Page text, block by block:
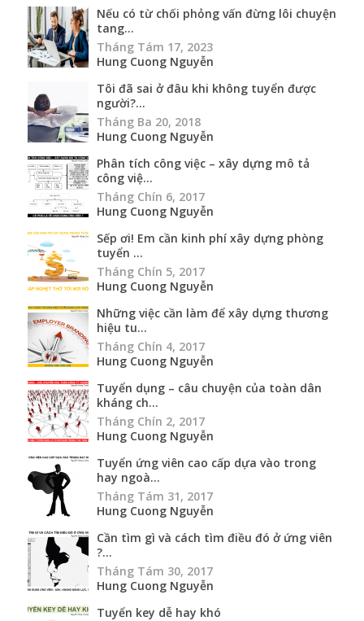
Nếu có từ chối phỏng vấn đừng lôi chuyện
tang...
Tháng Tám 17, 2023
Hung Cuong Nguyễn
Tôi đã sai ở đâu khi không tuyển được
người?...
Tháng Ba 20, 2018
Hung Cuong Nguyễn
Phân tích công việc – xây dựng mô tả
công việ...
Tháng Chín 6, 2017
Hung Cuong Nguyễn
Sếp ơi! Em cần kinh phí xây dựng phòng
tuyển ...
Tháng Chín 5, 2017
Hung Cuong Nguyễn
Những việc cần làm để xây dựng thương
hiệu tu...
Tháng Chín 4, 2017
Hung Cuong Nguyễn
Tuyển dụng – câu chuyện của toàn dân
kháng ch...
Tháng Chín 2, 2017
Hung Cuong Nguyễn
Tuyển ứng viên cao cấp dựa vào trong
hay ngoà...
Tháng Tám 31, 2017
Hung Cuong Nguyễn
Cần tìm gì và cách tìm điều đó ở ứng viên
?...
Tháng Tám 30, 2017
Hung Cuong Nguyễn
Tuyển key dễ hay khó